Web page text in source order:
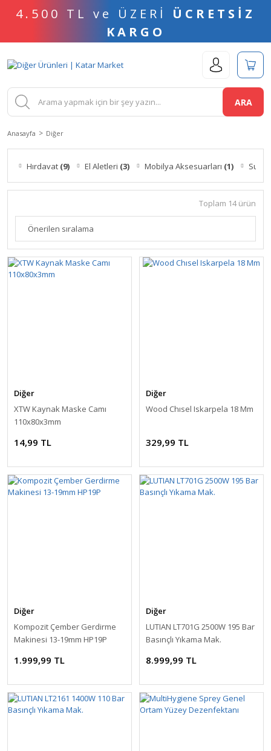
4.500 TL ve ÜZERİ ÜCRETSİZ
KARGO
ARA
Anasayfa Diğer
Hırdavat (9) El Aletleri (3) Mobilya Aksesuarları (1) Su
Toplam 14 ürün
Diğer
XTW Kaynak Maske Camı
110x80x3mm
14,99 TL
Diğer
Wood Chısel Iskarpela 18 Mm
329,99 TL
Diğer
Kompozit Çember Gerdirme
Makinesi 13-19mm HP19P
1.999,99 TL
Diğer
LUTIAN LT701G 2500W 195 Bar
Basınçlı Yıkama Mak.
8.999,99 TL